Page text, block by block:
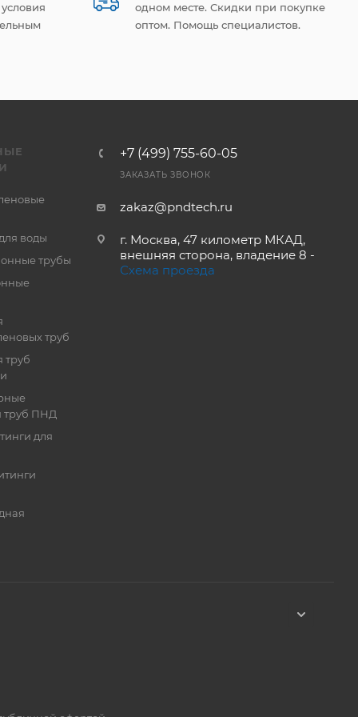
одном месте. Скидки при покупке
оптом. Помощь специалистов.
воды
трубы
труб
труб
труб ПНД
для
+7 (499) 755-60-05
ЗАКАЗАТЬ ЗВОНОК
zakaz@pndtech.ru
г. Москва, 47 километр МКАД,
внешняя сторона, владение 8 -
Схема проезда